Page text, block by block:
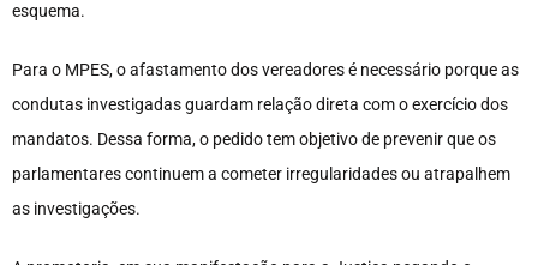
esquema.
Para o MPES, o afastamento dos vereadores é necessário porque as
condutas investigadas guardam relação direta com o exercício dos
mandatos. Dessa forma, o pedido tem objetivo de prevenir que os
parlamentares continuem a cometer irregularidades ou atrapalhem
as investigações.